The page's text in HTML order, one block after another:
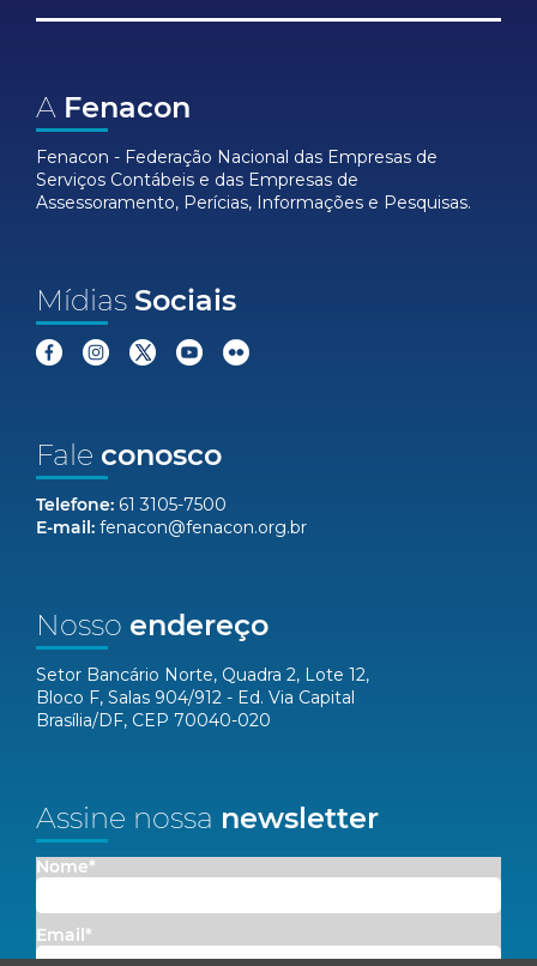
A Fenacon
Fenacon - Federação Nacional das Empresas de
Serviços Contábeis e das Empresas de
Assessoramento, Perícias, Informações e Pesquisas.
Mídias Sociais
Fale conosco
Telefone: 61 3105-7500
E-mail: fenacon@fenacon.org.br
Nosso endereço
Setor Bancário Norte, Quadra 2, Lote 12,
Bloco F, Salas 904/912 - Ed. Via Capital
Brasília/DF, CEP 70040-020
Assine nossa newsletter
Nome*
Email*